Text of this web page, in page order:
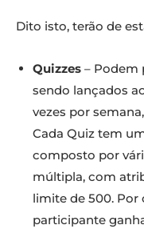
Dito isto, terão de
Quizzes – Podem
sendo lançados
vezes por
Cada Quiz tem
composto por
múltipla, com
limite de 500. Por
participante